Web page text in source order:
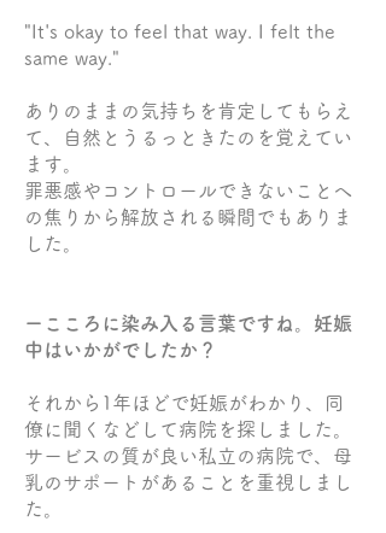
"It's okay to feel that way. I felt the
same way."
ありのままの気持ちを肯定してもらえ
て、自然とうるっときたのを覚えてい
ます。
罪悪感やコントロールできないことへ
の焦りから解放される瞬間でもありま
した。
ーこころに染み入る言葉ですね。妊娠
中はいかがでしたか？
それから1年ほどで妊娠がわかり、同
僚に聞くなどして病院を探しました。
サービスの質が良い私立の病院で、母
乳のサポートがあることを重視しまし
た。